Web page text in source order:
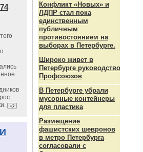
Конфликт «Новых» и
ЛДПР стал пока
единственным
публичным
противостоянием на
выборах в Петербурге.
Широко живет в
Петербурге руководство
Профсоюзов
В Петербурге убрали
мусорные контейнеры
для пластика
Размещение
фашистских шевронов
в метро Петербурга
согласовали с